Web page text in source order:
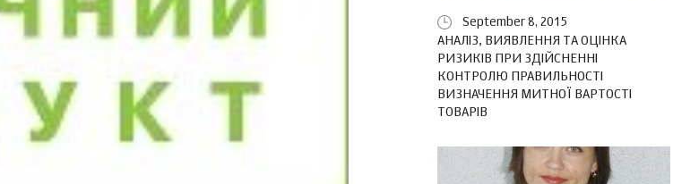
September 8, 2015
АНАЛІЗ, ВИЯВЛЕННЯ ТА ОЦІНКА
РИЗИКІВ ПРИ ЗДІЙСНЕННІ
КОНТРОЛЮ ПРАВИЛЬНОСТІ
ВИЗНАЧЕННЯ МИТНОЇ ВАРТОСТІ
ТОВАРІВ